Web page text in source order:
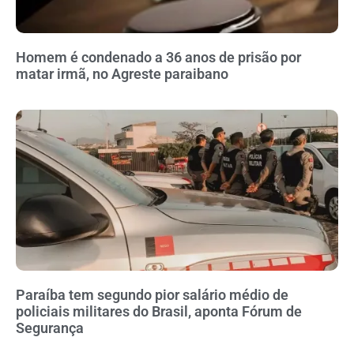
Homem é condenado a 36 anos de prisão por
matar irmã, no Agreste paraibano
Paraíba tem segundo pior salário médio de
policiais militares do Brasil, aponta Fórum de
Segurança